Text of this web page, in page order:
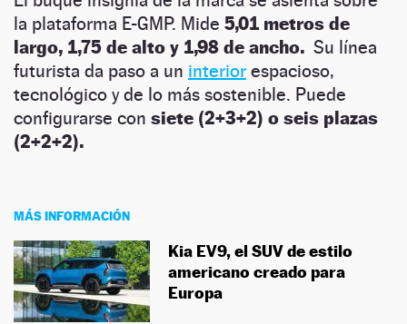
la plataforma E-GMP. Mide 5,01 metros de
largo, 1,75 de alto y 1,98 de ancho. Su línea
futurista da paso a un interior espacioso,
tecnológico y de lo más sostenible. Puede
configurarse con siete (2+3+2) o seis plazas
(2+2+2).
MÁS INFORMACIÓN
Kia EV9, el SUV de estilo
americano creado para
Europa